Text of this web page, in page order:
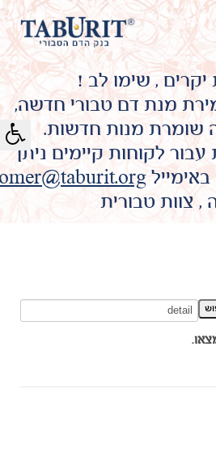
יקרים , שימו לב !
מנת דם טבורי חדשה,
שומרת מנות חדשות.
לקוחות קיימים ניתן
, צוות טבורית
חיפוש מילת מפתח: